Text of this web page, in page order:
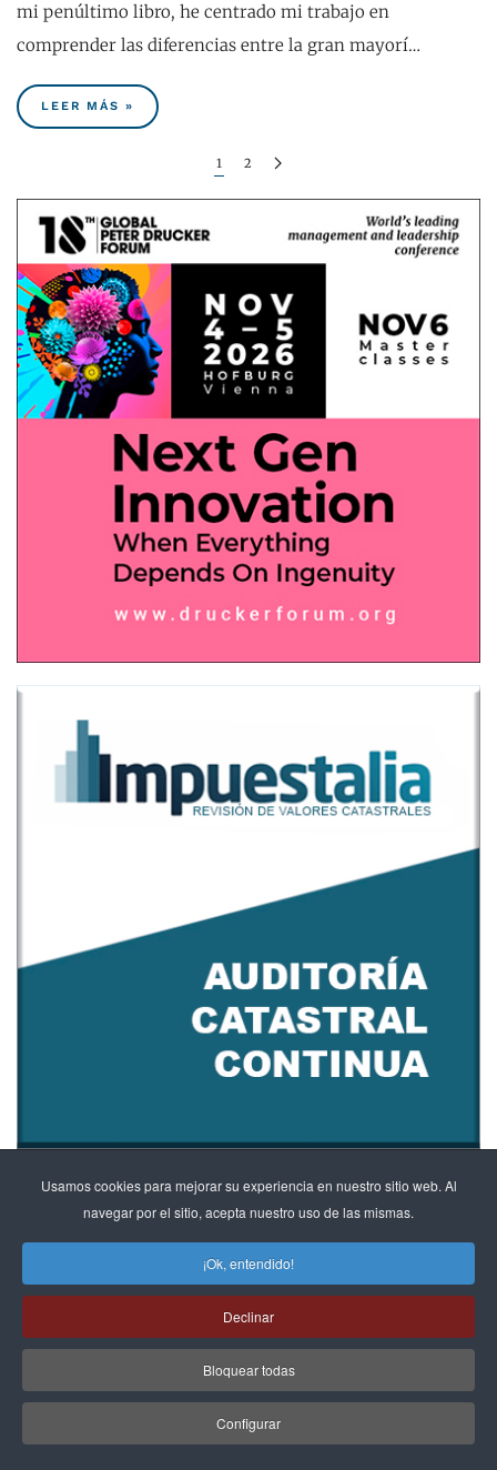
Usamos cookies para mejorar su experiencia en nuestro sitio web. Al
navegar por el sitio, acepta nuestro uso de las mismas.
¡Ok, entendido!
Declinar
Bloquear todas
Configurar
mi penúltimo libro, he centrado mi trabajo en
comprender las diferencias entre la gran mayorí…
LEER MÁS »
1 2
Suscríbete a nuestra newsletter
política de privacidad
ÚLTIMOS ARTÍCULOS